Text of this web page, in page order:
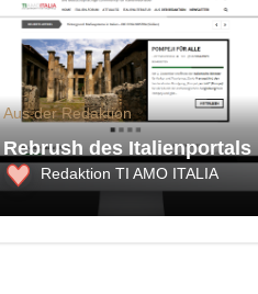
Aus der Redaktion
Rebrush des Italienportals
Redaktion TI AMO ITALIA